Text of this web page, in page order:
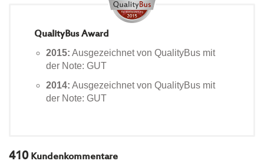
QualityBus Award
2015: Ausgezeichnet von QualityBus mit
der Note: GUT
2014: Ausgezeichnet von QualityBus mit
der Note: GUT
410Kundenkommentare